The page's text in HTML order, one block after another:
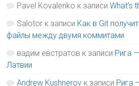
Pavel Kovalenko к записиWhat’s
Salotor к записи Как в Git
файлы между двумя коммитами
вадим евстратов к записи Рига
Латвии
Andrew Kushnerov к записи Рига